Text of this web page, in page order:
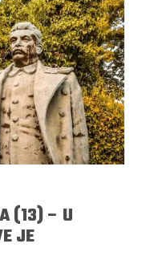
(13) – U
JE